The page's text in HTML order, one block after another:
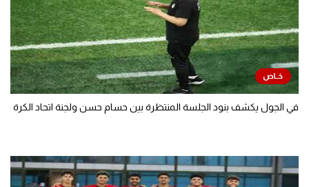
في الجول يكشف بنود الجلسة المنتظرة بين حسام حسن ولجنة اتحاد الكرة